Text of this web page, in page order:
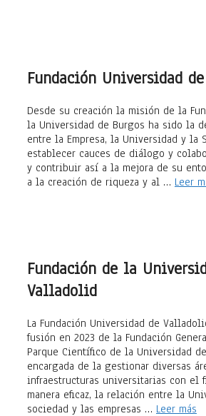
Fundación Universidad
Desde su creación la misión de la
la Universidad de Burgos ha sido la
entre la Empresa, la Universidad y la
establecer cauces de diálogo y
y contribuir así a la mejora de su
a la creación de riqueza y al … Leer
Fundación de la
Valladolid
La Fundación Universidad de
fusión en 2023 de la Fundación
Parque Científico de la Universidad
encargada de la gestionar diversas
infraestructuras universitarias con el
manera eficaz, la relación entre la
sociedad y las empresas … Leer más